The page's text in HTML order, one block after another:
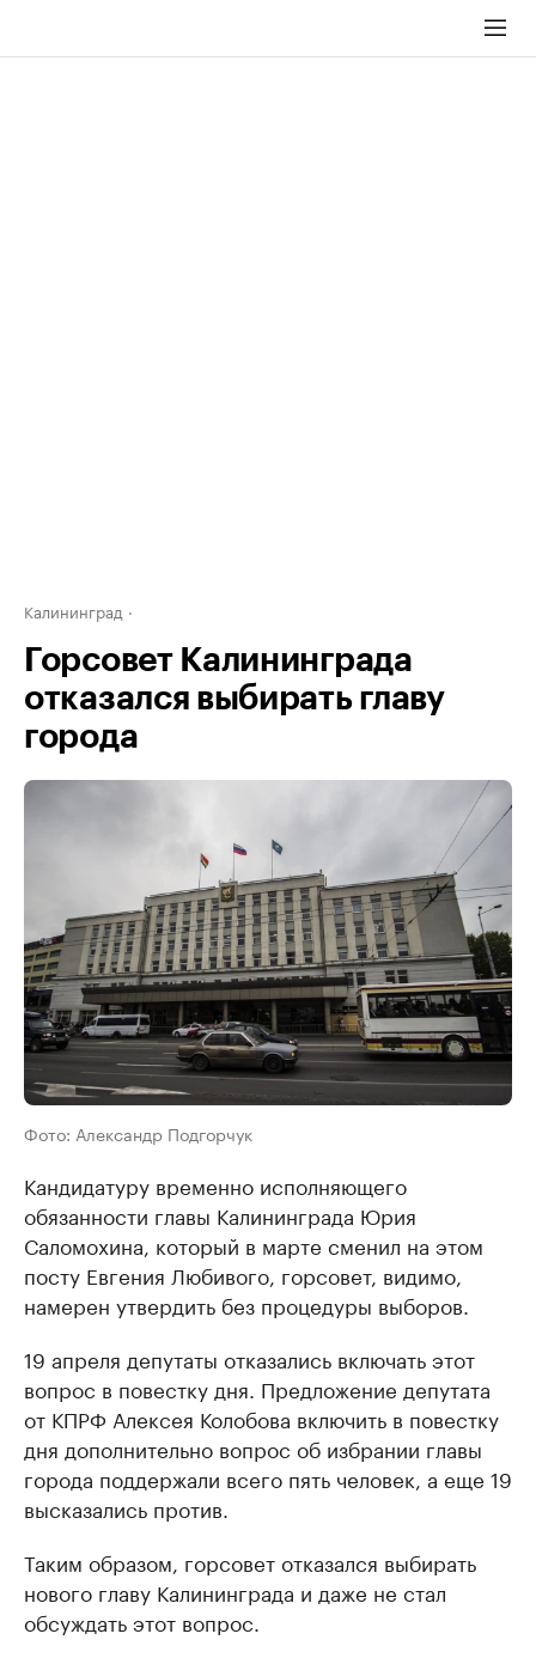
Калининград
Горсовет Калининграда
отказался выбирать главу
города
Фото: Александр Подгорчук
Кандидатуру временно исполняющего
обязанности главы Калининграда Юрия
Саломохина, который в марте сменил на этом
посту Евгения Любивого, горсовет, видимо,
намерен утвердить без процедуры выборов.
19 апреля депутаты отказались включать этот
вопрос в повестку дня. Предложение депутата
от КПРФ Алексея Колобова включить в повестку
дня дополнительно вопрос об избрании главы
города поддержали всего пять человек, а еще 19
высказались против.
Таким образом, горсовет отказался выбирать
нового главу Калининграда и даже не стал
обсуждать этот вопрос.